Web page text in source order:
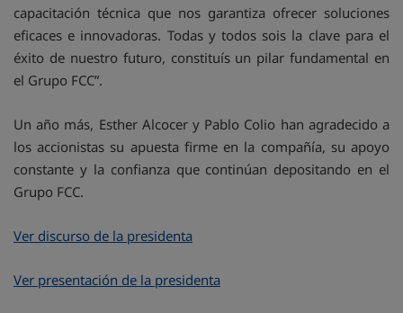
capacitación técnica que nos garantiza ofrecer soluciones
eficaces e innovadoras. Todas y todos sois la clave para el
éxito de nuestro futuro, constituís un pilar fundamental en
el Grupo FCC”.
Un año más, Esther Alcocer y Pablo Colio han agradecido a
los accionistas su apuesta firme en la compañía, su apoyo
constante y la confianza que continúan depositando en el
Grupo FCC.
Ver discurso de la presidenta
Ver presentación de la presidenta